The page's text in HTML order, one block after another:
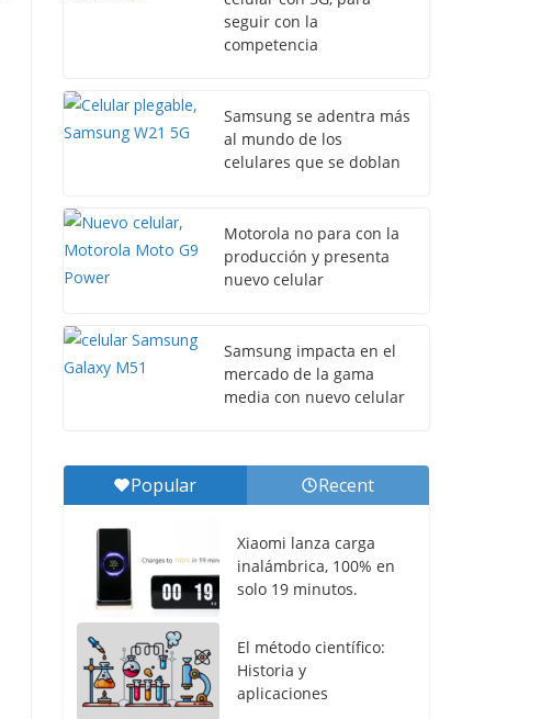
seguir con la
competencia
Samsung se adentra más
al mundo de los
celulares que se doblan
Motorola no para con la
producción y presenta
nuevo celular
Samsung impacta en el
mercado de la gama
media con nuevo celular
Popular Recent
Xiaomi lanza carga
inalámbrica, 100% en
solo 19 minutos.
El método científico:
Historia y
aplicaciones